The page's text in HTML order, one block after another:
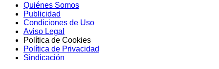
Quiénes Somos
Publicidad
Condiciones de Uso
Aviso Legal
Política de Cookies
Política de Privacidad
Sindicación